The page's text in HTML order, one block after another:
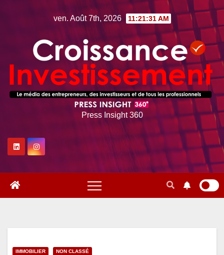
ven. Août 7th, 2026 11:21:33 AM
Press Insight 360
IMMOBILIER NON CLASSÉ